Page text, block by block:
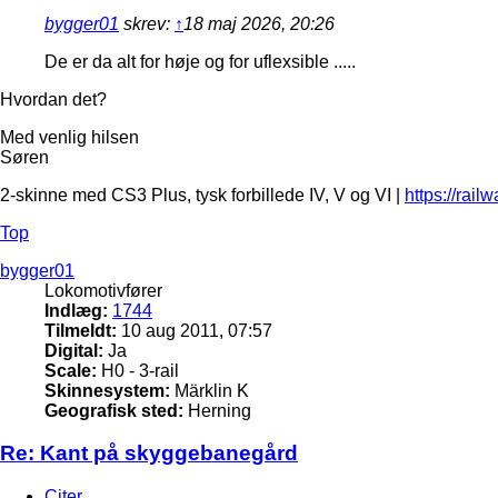
bygger01 skrev: ↑18 maj 2026, 20:26
De er da alt for høje og for uflexsible .....
Hvordan det?
Med venlig hilsen
Søren
2-skinne med CS3 Plus, tysk forbillede IV, V og VI |
https://
Top
bygger01
Lokomotivfører
Indlæg: 1744
Tilmeldt: 10 aug 2011, 07:57
Digital: Ja
Scale: H0 - 3-rail
Skinnesystem: Märklin K
Geografisk sted: Herning
Re: Kant på skyggebanegård